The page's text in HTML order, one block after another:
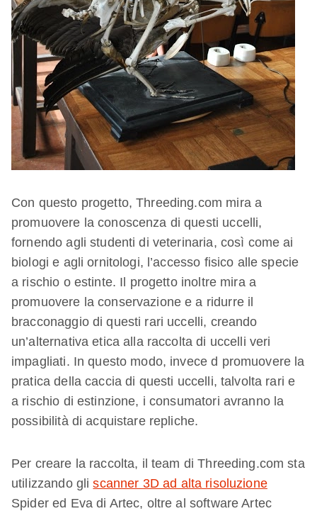
Con questo progetto, Threeding.com mira a
promuovere la conoscenza di questi uccelli,
fornendo agli studenti di veterinaria, così come ai
biologi e agli ornitologi, l’accesso fisico alle specie
a rischio o estinte. Il progetto inoltre mira a
promuovere la conservazione e a ridurre il
bracconaggio di questi rari uccelli, creando
un’alternativa etica alla raccolta di uccelli veri
impagliati. In questo modo, invece d promuovere la
pratica della caccia di questi uccelli, talvolta rari e
a rischio di estinzione, i consumatori avranno la
possibilità di acquistare repliche.
Per creare la raccolta, il team di Threeding.com sta
utilizzando gliscanner 3D ad alta risoluzione
Spider ed Eva di Artec, oltre al software Artec